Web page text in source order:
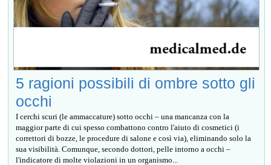
5 ragioni possibili di ombre sotto gli
occhi
I cerchi scuri (le ammaccature) sotto occhi – una mancanza con la
maggior parte di cui spesso combattono contro l'aiuto di cosmetici (i
correttori di bozze, le procedure di salone e così via), eliminando solo la
sua visibilità. Comunque, secondo dottori, pelle intorno a occhi –
l'indicatore di molte violazioni in un organismo...